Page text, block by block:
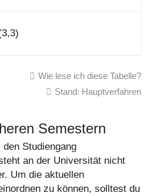
Wie lese ich diese Tabelle?
Stand: Hauptverfahren
Semestern
Studiengang
an der Universität nicht
Um die aktuellen
zu können, solltest du